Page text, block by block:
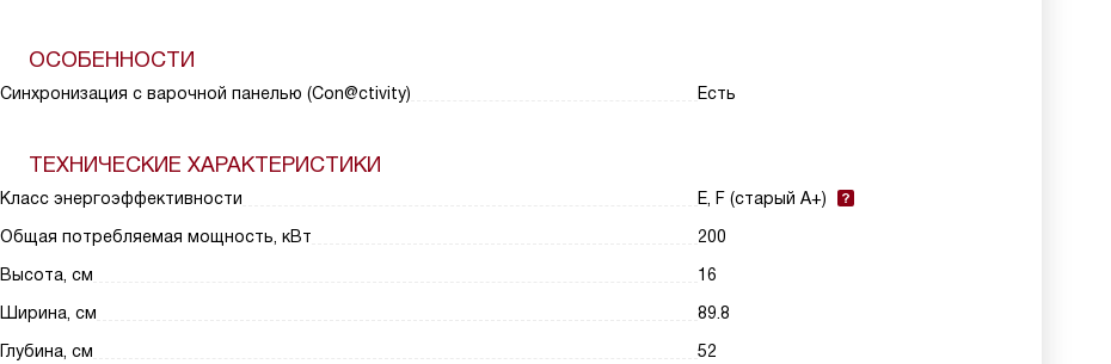
ОСОБЕННОСТИ
Синхронизация с варочной панелью (Con@ctivity) Есть
ТЕХНИЧЕСКИЕ ХАРАКТЕРИСТИКИ
Класс энергоэффективности
E, F (старый A+)
Общая потребляемая мощность, кВт
200
Высота, см
16
Ширина, см
89.8
Глубина, см
52